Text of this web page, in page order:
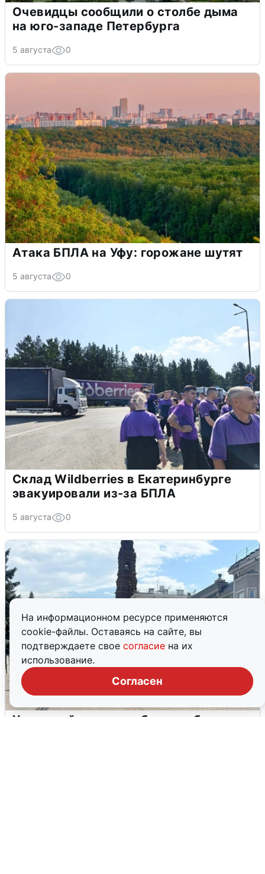
На информационном ресурсе применяются
cookie-файлы. Оставаясь на сайте, вы
подтверждаете свое согласие на их
использование.
Согласен
Очевидцы сообщили о столбе дыма
на юго-западе Петербурга
5 августа 0
Атака БПЛА на Уфу: горожане шутят
5 августа 0
Склад Wildberries в Екатеринбурге
эвакуировали из-за БПЛА
5 августа 0
У соседей пожар и сбои: что было при